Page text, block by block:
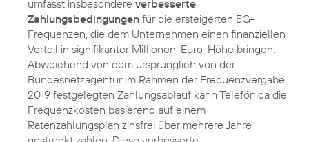
umfasst insbesondere verbesserte
Zahlungsbedingungen für die ersteigerten 5G-
Frequenzen, die dem Unternehmen einen finanziellen
Vorteil in signifikanter Millionen-Euro-Höhe bringen.
Abweichend von dem ursprünglich von der
Bundesnetzagentur im Rahmen der Frequenzvergabe
2019 festgelegten Zahlungsablauf kann Telefónica die
Frequenzkosten basierend auf einem
Ratenzahlungsplan zinsfrei über mehrere Jahre